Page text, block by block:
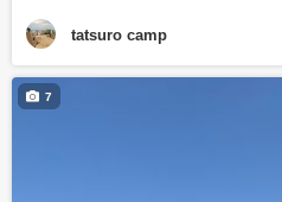
tatsuro camp
7